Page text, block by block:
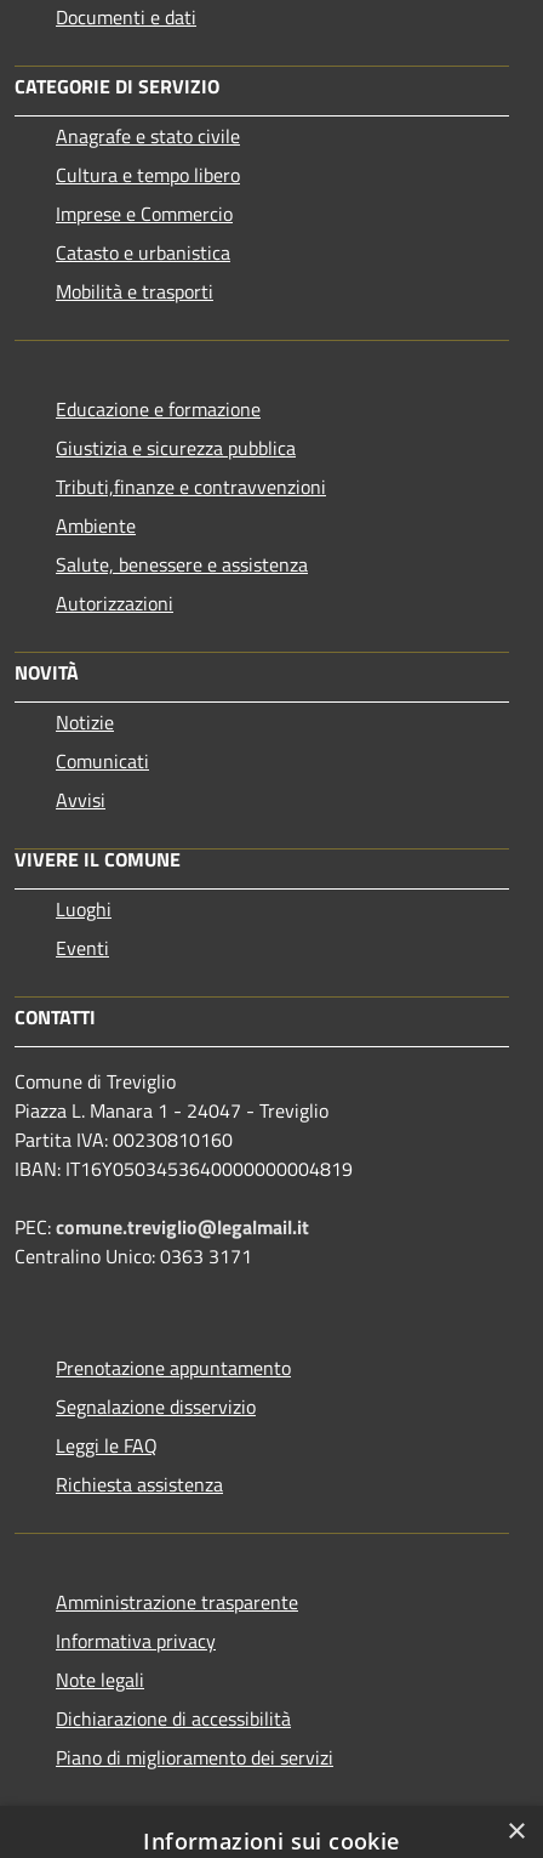
Documenti e dati
CATEGORIE DI SERVIZIO
Anagrafe e stato civile
Cultura e tempo libero
Imprese e Commercio
Catasto e urbanistica
Mobilità e trasporti
Educazione e formazione
Giustizia e sicurezza pubblica
Tributi,finanze e contravvenzioni
Ambiente
Salute, benessere e assistenza
Autorizzazioni
NOVITÀ
Notizie
Comunicati
Avvisi
VIVERE IL COMUNE
Luoghi
Eventi
CONTATTI
Comune di Treviglio
Piazza L. Manara 1 - 24047 - Treviglio
Partita IVA: 00230810160
IBAN: IT16Y0503453640000000004819
PEC:comune.treviglio@legalmail.it
Centralino Unico: 0363 3171
Prenotazione appuntamento
Segnalazione disservizio
Leggi le FAQ
Richiesta assistenza
Amministrazione trasparente
Informativa privacy
Note legali
Dichiarazione di accessibilità
Piano di miglioramento dei servizi
×
Informazioni sui cookie